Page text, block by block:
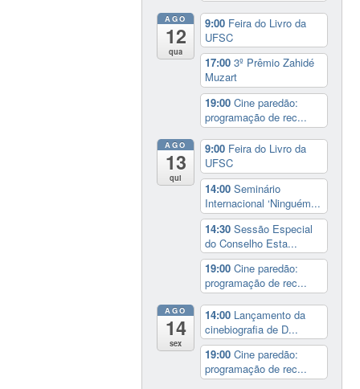
AGO
12
qua
9:00 Feira do Livro da
UFSC
17:003º Prêmio Zahidé
Muzart
19:00Cine paredão:
programação de rec...
AGO
13
qui
9:00 Feira do Livro da
UFSC
14:00Seminário
Internacional ‘Ninguém...
14:30Sessão Especial
do Conselho Esta...
19:00Cine paredão:
programação de rec...
AGO
14
sex
14:00 Lançamento da
cinebiografia de D...
19:00Cine paredão:
programação de rec...